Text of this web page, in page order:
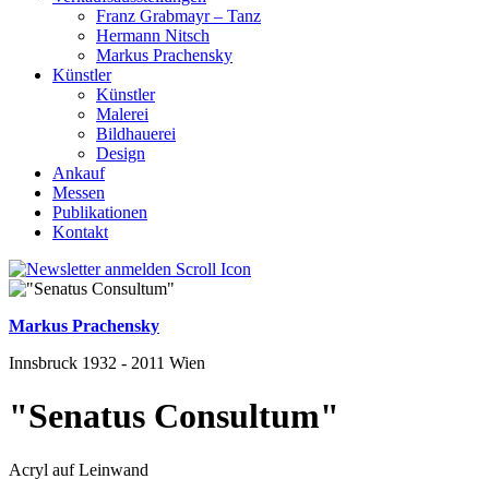
Franz Grabmayr – Tanz
Hermann Nitsch
Markus Prachensky
Künstler
Künstler
Malerei
Bildhauerei
Design
Ankauf
Messen
Publikationen
Kontakt
Markus Prachensky
Innsbruck 1932 - 2011 Wien
"Senatus Consultum"
Acryl auf Leinwand